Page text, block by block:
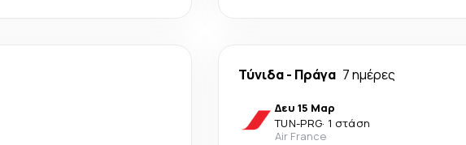
Τύνιδα- Πράγα 7 ημέρες
Δευ 15 Μαρ
TUN-PRG· 1 στάση
Air France